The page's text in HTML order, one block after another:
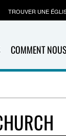
COMMENT
TROUVER UNE